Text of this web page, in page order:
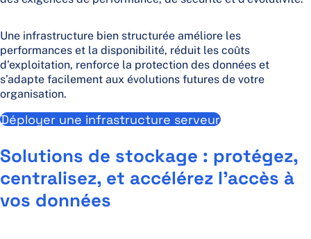
Une infrastructure bien structurée améliore les
performances et la disponibilité, réduit les coûts
d’exploitation, renforce la protection des données et
s’adapte facilement aux évolutions futures de votre
organisation.
Déployer une infrastructure serveur
Solutions de stockage : protégez,
centralisez, et accélérez l’accès à
vos données